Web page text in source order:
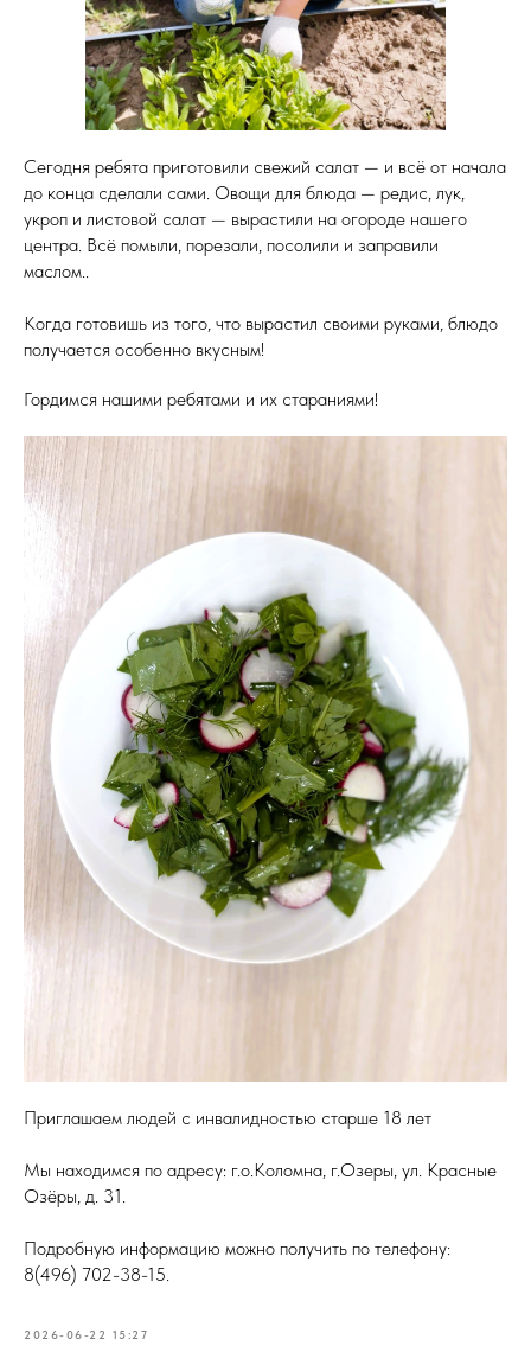
Сегодня ребята приготовили свежий салат — и всё от начала
до конца сделали сами. Овощи для блюда — редис, лук,
укроп и листовой салат — вырастили на огороде нашего
центра. Всё помыли, порезали, посолили и заправили
маслом..
Когда готовишь из того, что вырастил своими руками, блюдо
получается особенно вкусным!
Гордимся нашими ребятами и их стараниями!
Приглашаем людей с инвалидностью старше 18 лет
Мы находимся по адресу: г.о.Коломна, г.Озеры, ул. Красные
Озёры, д. 31.
Подробную информацию можно получить по телефону:
8(496) 702-38-15.
2026-06-22 15:27